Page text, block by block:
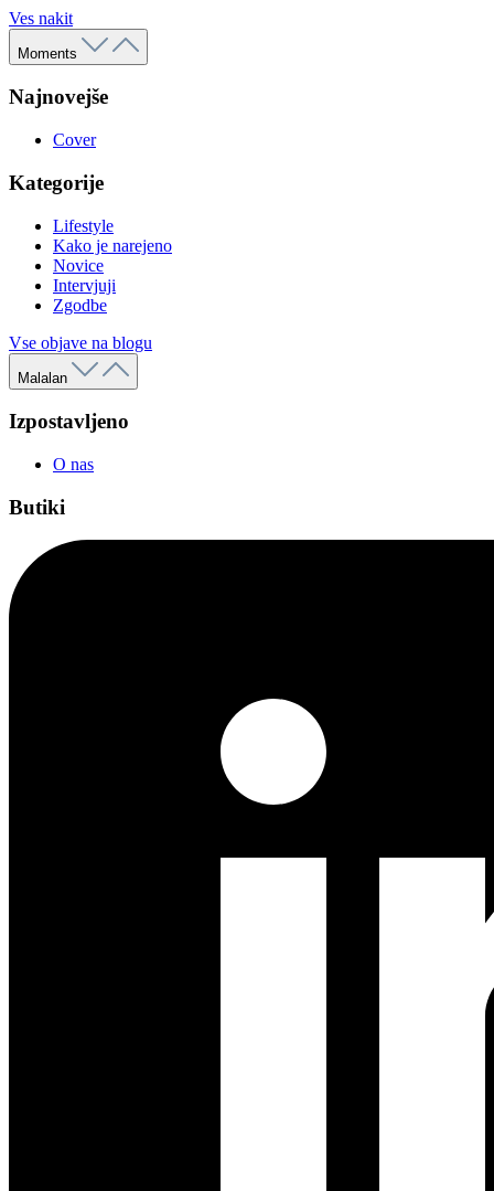
Ves nakit
Moments
Najnovejše
Cover
Kategorije
Lifestyle
Kako je narejeno
Novice
Intervjuji
Zgodbe
Vse objave na blogu
Malalan
Izpostavljeno
O nas
Butiki